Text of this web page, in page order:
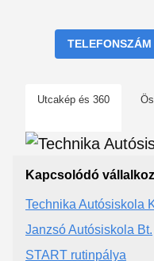
TELEFONSZÁM
Utcakép és 360
Kapcsolódó
Technika Autósiskola
Janzsó Autósiskola Bt.
START rutinpálya